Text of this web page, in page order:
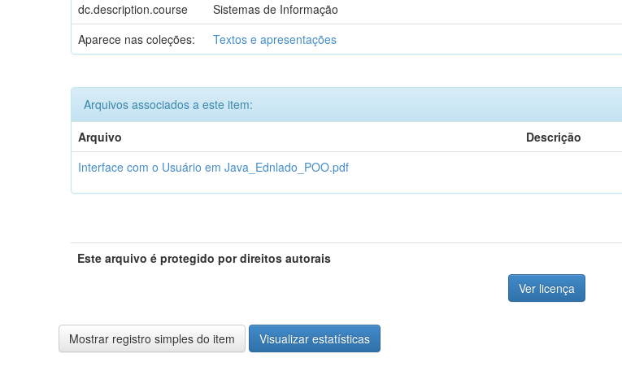
dc.description.course
Sistemas de Informação
Aparece nas coleções:
Textos e apresentações
Arquivos associados a este item:
Arquivo
Descrição
Interface com o Usuário em Java_Ednlado_POO.pdf
Este arquivo é protegido por direitos autorais
Ver licença
Mostrar registro simples do item Visualizar estatísticas